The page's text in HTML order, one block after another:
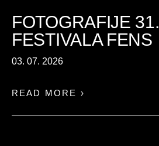
FOTOGRAFIJE 31.
FESTIVALA FENS
03. 07. 2026
READ MORE ›